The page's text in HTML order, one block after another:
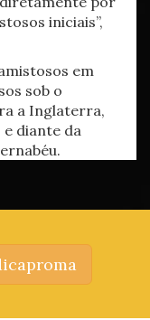
iniciais”,
em
sob o
a Inglaterra,
e diante da